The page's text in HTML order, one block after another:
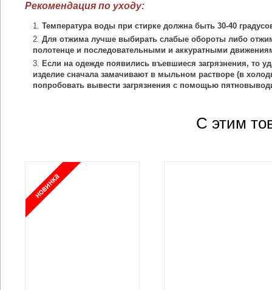
Рекомендация по уходу:
Температура воды при стирке должна быть 30-40
Для отжима лучше выбирать слабые обороты либо
полотенце и последовательными и аккуратными
Если на одежде появились въевшиеся загрязнения, то
изделие сначала замачивают в мыльном растворе (в
попробовать вывести загрязнения с помощью
С этим